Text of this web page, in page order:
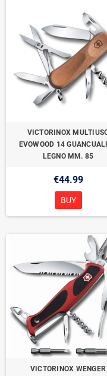
VICTORINOX
EVOWOOD 14
LEGNO MM. 85
€44.99
BUY
VICTORINOX WENGER